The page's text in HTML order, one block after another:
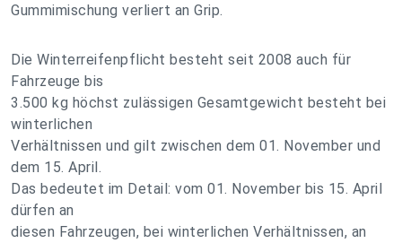
Gummimischung verliert an Grip.
Die Winterreifenpflicht besteht seit 2008 auch für
Fahrzeuge bis
3.500 kg höchst zulässigen Gesamtgewicht besteht bei
winterlichen
Verhältnissen und gilt zwischen dem 01. November und
dem 15. April.
Das bedeutet im Detail: vom 01. November bis 15. April
dürfen an
diesen Fahrzeugen, bei winterlichen Verhältnissen, an